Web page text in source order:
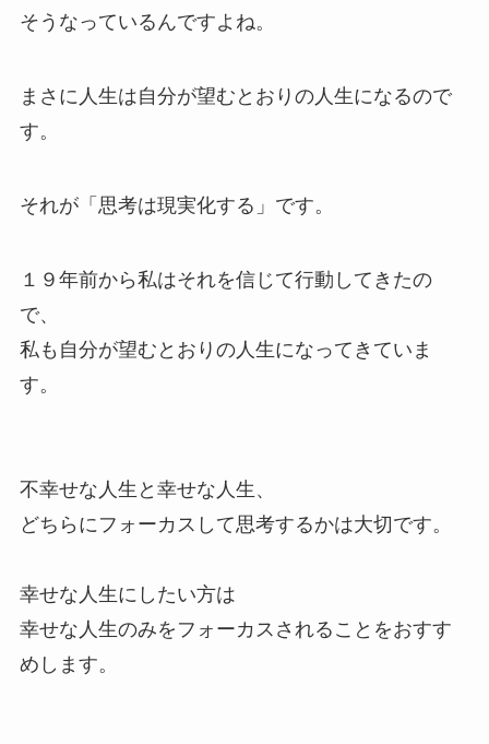
そうなっているんですよね。
まさに人生は自分が望むとおりの人生になるので
す。
それが「思考は現実化する」です。
１９年前から私はそれを信じて行動してきたの
で、
私も自分が望むとおりの人生になってきていま
す。
不幸せな人生と幸せな人生、
どちらにフォーカスして思考するかは大切です。
幸せな人生にしたい方は
幸せな人生のみをフォーカスされることをおすす
めします。